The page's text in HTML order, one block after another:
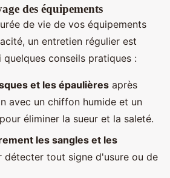
des équipements
de vie de vos équipements
un entretien régulier est
quelques conseils pratiques :
et les épaulières après
avec un chiffon humide et un
éliminer la sueur et la saleté.
les sangles et les
détecter tout signe d'usure ou de